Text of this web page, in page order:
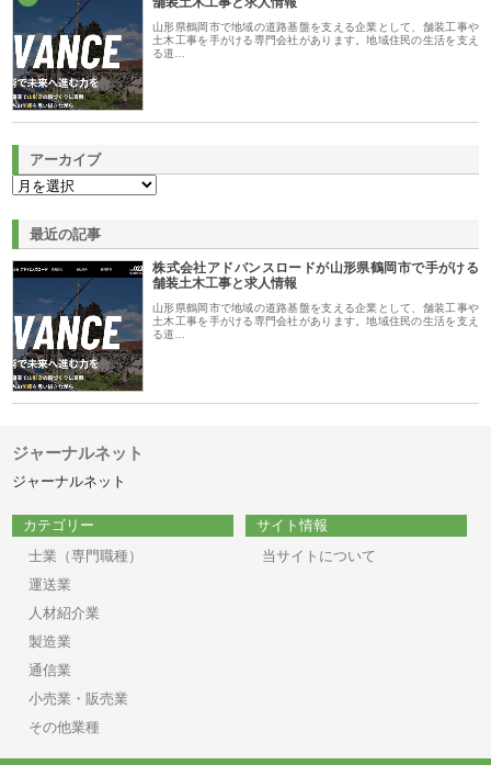
山形県鶴岡市で地域の道路基盤を支える企業として、舗装工事や
土木工事を手がける専門会社があります。地域住民の生活を支え
る道…
アーカイブ
最近の記事
株式会社アドバンスロードが山形県鶴岡市で手がける
舗装土木工事と求人情報
山形県鶴岡市で地域の道路基盤を支える企業として、舗装工事や
土木工事を手がける専門会社があります。地域住民の生活を支え
る道…
ジャーナルネット
ジャーナルネット
カテゴリー
士業（専門職種）
運送業
人材紹介業
製造業
通信業
小売業・販売業
その他業種
サイト情報
当サイトについて